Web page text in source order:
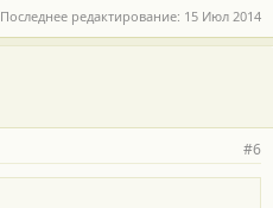
Последнее редактирование: 15 Июл 2014
#6